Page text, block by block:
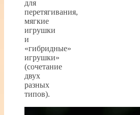
для
перетягивания,
мягкие
игрушки
и
«гибридные»
игрушки»
(сочетание
двух
разных
типов).